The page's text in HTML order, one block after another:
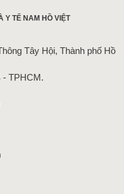
Y TẾ NAM HỒ VIỆT
Tây Hội, Thành phố Hồ
- TPHCM.